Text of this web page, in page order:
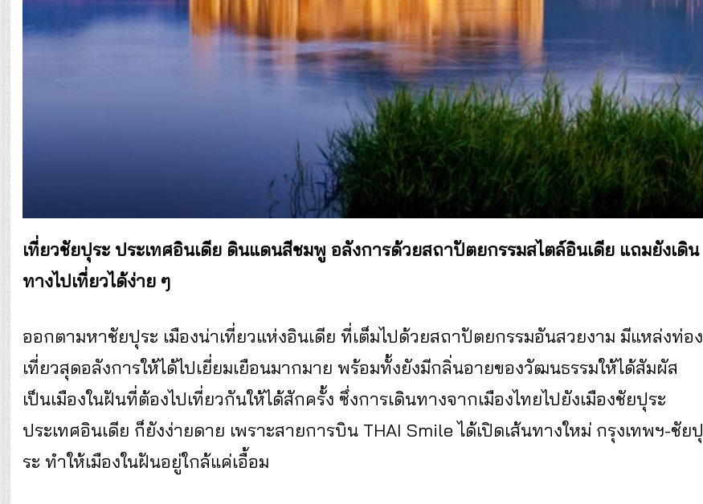
เที่ยวชัยปุระ ประเทศอินเดีย ดินแดนสีชมพู อลังการด้วยสถาปัตยกรรมสไตล์อินเดีย แถมยังเดิน
ทางไปเที่ยวได้ง่าย ๆ
ออกตามหาชัยปุระ เมืองน่าเที่ยวแห่งอินเดีย ที่เต็มไปด้วยสถาปัตยกรรมอันสวยงาม มีแหล่งท่อง
เที่ยวสุดอลังการให้ได้ไปเยี่ยมเยือนมากมาย พร้อมทั้งยังมีกลิ่นอายของวัฒนธรรมให้ได้สัมผัส
เป็นเมืองในฝันที่ต้องไปเที่ยวกันให้ได้สักครั้ง ซึ่งการเดินทางจากเมืองไทยไปยังเมืองชัยปุระ
ประเทศอินเดีย ก็ยังง่ายดาย เพราะสายการบิน THAI Smile ได้เปิดเส้นทางใหม่ กรุงเทพฯ-ชัยปุ
ระ ทำให้เมืองในฝันอยู่ใกล้แค่เอื้อม